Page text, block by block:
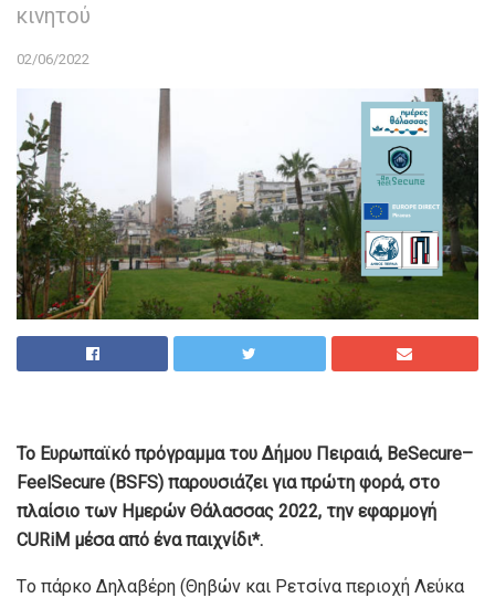
κινητού
02/06/2022
Το Ευρωπαϊκό πρόγραμμα του Δήμου Πειραιά, BeSecure–
FeelSecure (BSFS) παρουσιάζει για πρώτη φορά, στο
πλαίσιο των Ημερών Θάλασσας 2022, την εφαρμογή
CURiM μέσα από ένα παιχνίδι*.
Tο πάρκο Δηλαβέρη (Θηβών και Ρετσίνα περιοχή Λεύκα